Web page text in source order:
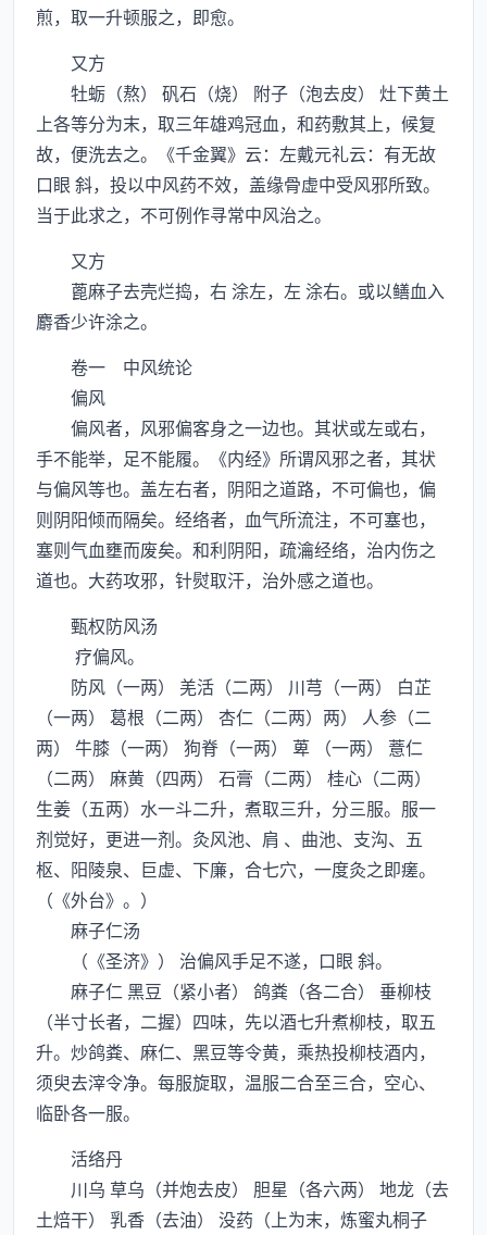
煎，取一升顿服之，即愈。
又方
牡蛎（熬） 矾石（烧） 附子（泡去皮） 灶下黄土
上各等分为末，取三年雄鸡冠血，和药敷其上，候复
故，便洗去之。《千金翼》云：左戴元礼云：有无故
口眼 斜，投以中风药不效，盖缘骨虚中受风邪所致。
当于此求之，不可例作寻常中风治之。
又方
蓖麻子去壳烂捣，右 涂左，左 涂右。或以鳝血入
麝香少许涂之。
卷一 中风统论
偏风
偏风者，风邪偏客身之一边也。其状或左或右，
手不能举，足不能履。《内经》所谓风邪之者，其状
与偏风等也。盖左右者，阴阳之道路，不可偏也，偏
则阴阳倾而隔矣。经络者，血气所流注，不可塞也，
塞则气血壅而废矣。和利阴阳，疏瀹经络，治内伤之
道也。大药攻邪，针熨取汗，治外感之道也。
甄权防风汤
疗偏风。
防风（一两） 羌活（二两） 川芎（一两） 白芷
（一两） 葛根（二两） 杏仁（二两）两） 人参（二
两） 牛膝（一两） 狗脊（一两） 萆 （一两） 薏仁
（二两） 麻黄（四两） 石膏（二两） 桂心（二两）
生姜（五两）水一斗二升，煮取三升，分三服。服一
剂觉好，更进一剂。灸风池、肩 、曲池、支沟、五
枢、阳陵泉、巨虚、下廉，合七穴，一度灸之即瘥。
（《外台》。）
麻子仁汤
（《圣济》） 治偏风手足不遂，口眼 斜。
麻子仁 黑豆（紧小者） 鸽粪（各二合） 垂柳枝
（半寸长者，二握）四味，先以酒七升煮柳枝，取五
升。炒鸽粪、麻仁、黑豆等令黄，乘热投柳枝酒内，
须臾去滓令净。每服旋取，温服二合至三合，空心、
临卧各一服。
活络丹
川乌 草乌（并炮去皮） 胆星（各六两） 地龙（去
土焙干） 乳香（去油） 没药（上为末，炼蜜丸桐子